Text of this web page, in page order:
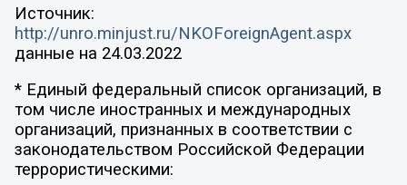
Источник:
http://unro.minjust.ru/NKOForeignAgent.aspx
данные на 24.03.2022
* Единый федеральный список организаций, в
том числе иностранных и международных
организаций, признанных в соответствии с
законодательством Российской Федерации
террористическими: